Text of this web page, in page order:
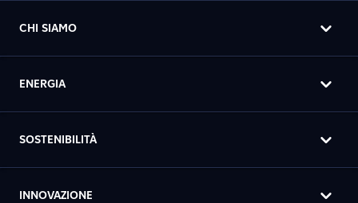
CHI SIAMO
ENERGIA
SOSTENIBILITÀ
INNOVAZIONE